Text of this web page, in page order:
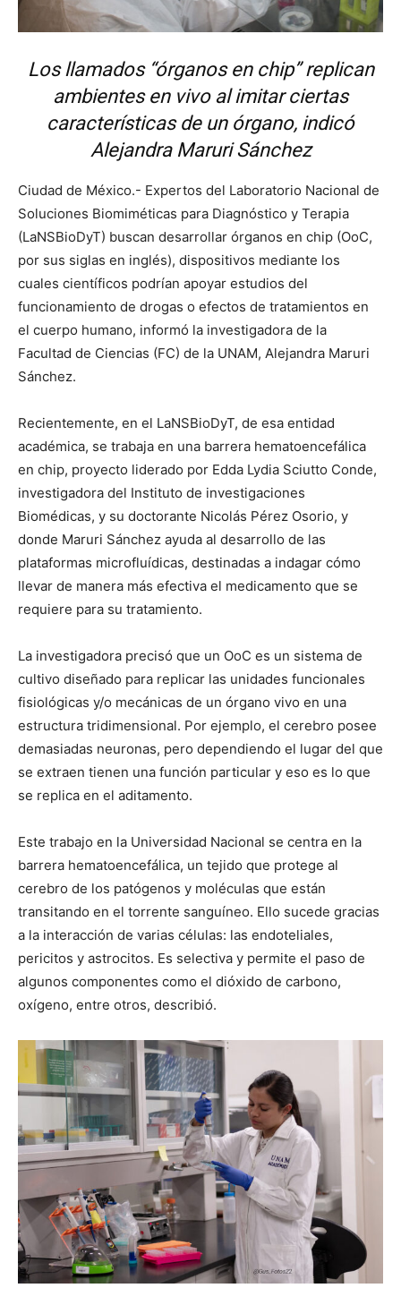
Los llamados “órganos en chip” replican
ambientes en vivo al imitar ciertas
características de un órgano, indicó
Alejandra Maruri Sánchez
Ciudad de México.- Expertos del Laboratorio Nacional de
Soluciones Biomiméticas para Diagnóstico y Terapia
(LaNSBioDyT) buscan desarrollar órganos en chip (OoC,
por sus siglas en inglés), dispositivos mediante los
cuales científicos podrían apoyar estudios del
funcionamiento de drogas o efectos de tratamientos en
el cuerpo humano, informó la investigadora de la
Facultad de Ciencias (FC) de la UNAM, Alejandra Maruri
Sánchez.
Recientemente, en el LaNSBioDyT, de esa entidad
académica, se trabaja en una barrera hematoencefálica
en chip, proyecto liderado por Edda Lydia Sciutto Conde,
investigadora del Instituto de investigaciones
Biomédicas, y su doctorante Nicolás Pérez Osorio, y
donde Maruri Sánchez ayuda al desarrollo de las
plataformas microfluídicas, destinadas a indagar cómo
llevar de manera más efectiva el medicamento que se
requiere para su tratamiento.
La investigadora precisó que un OoC es un sistema de
cultivo diseñado para replicar las unidades funcionales
fisiológicas y/o mecánicas de un órgano vivo en una
estructura tridimensional. Por ejemplo, el cerebro posee
demasiadas neuronas, pero dependiendo el lugar del que
se extraen tienen una función particular y eso es lo que
se replica en el aditamento.
Este trabajo en la Universidad Nacional se centra en la
barrera hematoencefálica, un tejido que protege al
cerebro de los patógenos y moléculas que están
transitando en el torrente sanguíneo. Ello sucede gracias
a la interacción de varias células: las endoteliales,
pericitos y astrocitos. Es selectiva y permite el paso de
algunos componentes como el dióxido de carbono,
oxígeno, entre otros, describió.